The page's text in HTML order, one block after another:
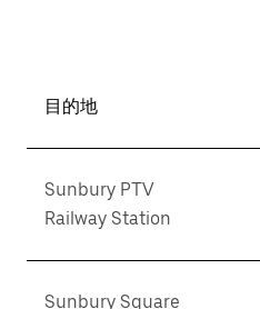
目的地
Sunbury PTV
Railway Station
Sunbury Square